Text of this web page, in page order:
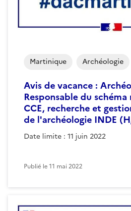
Avis de vacance :
Responsable du
CCE, recherche et
de l'archéologie INDE
Date limite : 11 juin 2022
Martinique Archéologie
Publié le11 mai 2022